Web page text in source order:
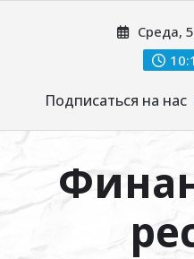
Среда,
Подписаться на нас